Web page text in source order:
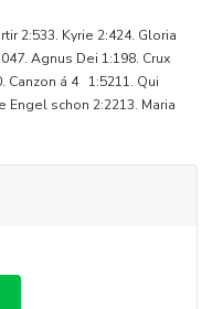
2:533. Kyrie 2:424. Gloria
Agnus Dei 1:198. Crux
Canzon á 4 1:5211. Qui
Engel schon 2:2213. Maria